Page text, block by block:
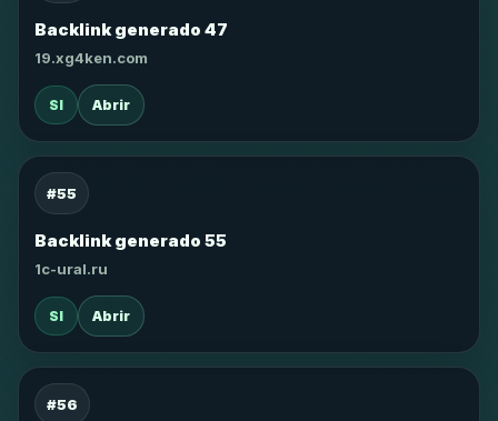
Backlink generado 47
19.xg4ken.com
SI Abrir
#55
Backlink generado 55
1c-ural.ru
SI Abrir
#56